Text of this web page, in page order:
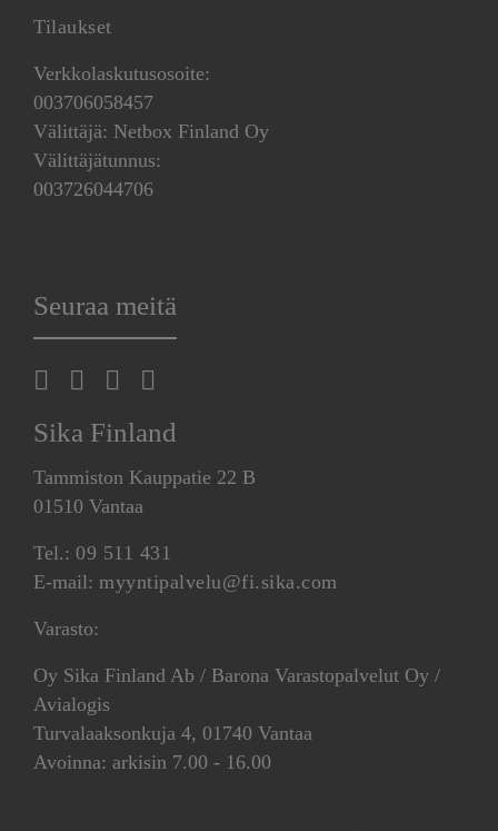
Tilaukset
Verkkolaskutusosoite:
003706058457
Välittäjä: Netbox Finland Oy
Välittäjätunnus:
003726044706
Seuraa meitä
Sika Finland
Tammiston Kauppatie 22 B
01510 Vantaa
Tel.: 09 511 431
E-mail: myyntipalvelu@fi.sika.com
Varasto:
Oy Sika Finland Ab / Barona Varastopalvelut Oy /
Avialogis
Turvalaaksonkuja 4, 01740 Vantaa
Avoinna: arkisin 7.00 - 16.00